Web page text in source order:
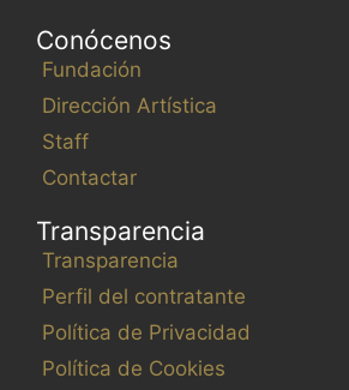
Conócenos
Fundación
Dirección Artística
Staff
Contactar
Transparencia
Transparencia
Perfil del contratante
Política de Privacidad
Política de Cookies